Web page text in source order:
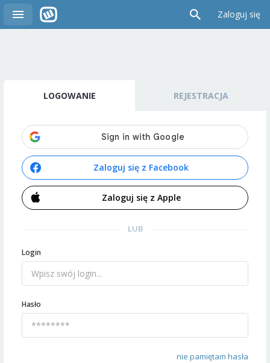
Zaloguj się
LOGOWANIE REJESTRACJA
Zaloguj się z Facebook
Zaloguj się z Apple
LUB
Login
Hasło
nie pamiętam hasła